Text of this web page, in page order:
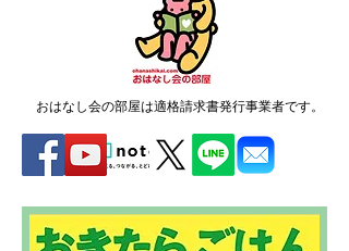
おはなし会の部屋は適格請求書発行事業者です。